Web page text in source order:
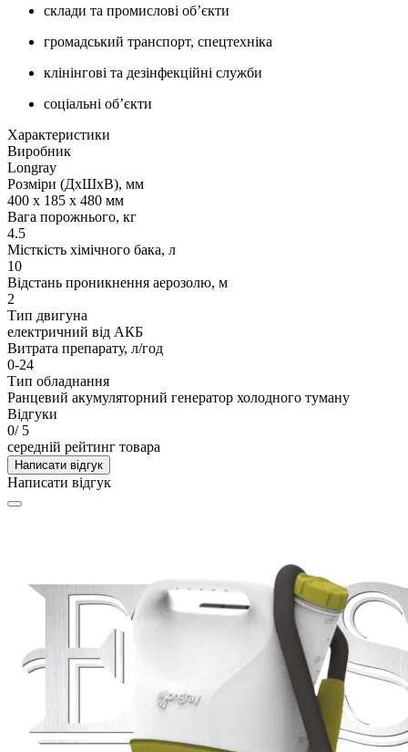
склади та промислові об’єкти
громадський транспорт, спецтехніка
клінінгові та дезінфекційні служби
соціальні об’єкти
Характеристики
Виробник
Longray
Розміри (ДxШxВ), мм
400 x 185 x 480 мм
Вага порожнього, кг
4.5
Місткість хімічного бака, л
10
Відстань проникнення аерозолю, м
2
Тип двигуна
електричний від АКБ
Витрата препарату, л/год
0-24
Тип обладнання
Ранцевий акумуляторний генератор холодного туману
Відгуки
0/ 5
середній рейтинг товара
Написати відгук
Написати відгук